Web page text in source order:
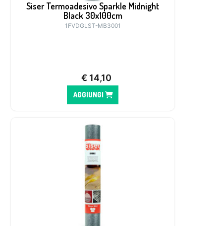
Siser Termoadesivo Sparkle Midnight
Black 30x100cm
1FVDGLST-MB3001
€ 14,10
AGGIUNGI